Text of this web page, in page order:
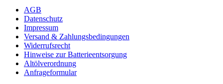
AGB
Datenschutz
Impressum
Versand & Zahlungsbedingungen
Widerrufsrecht
Hinweise zur Batterieentsorgung
Altölverordnung
Anfrageformular